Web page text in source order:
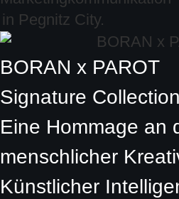
BORAN x PAROT
Signature Collection
Eine Hommage an
menschlicher
Künstlicher